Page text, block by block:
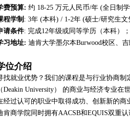
费预算: 约 18-25 万元人民币/年 (全日制
程学制 : 3年 (本科) / 1-2年 (硕士/研究生
请条件: 完成12年级或同等学历（本科）
习地址: 迪肯大学墨尔本Burwood校区、吉
位介绍
找就业优势？我们的课程是与行业协商
（Deakin University） 的商业与经济专业
经过认可的职业中取得成功、创新新的商
肯商学院同时拥有AACSB和EQUIS双重